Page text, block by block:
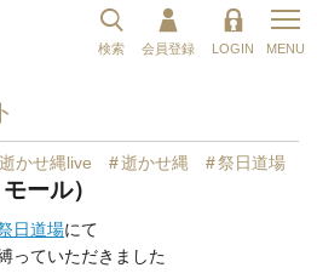
検索 会員登録 LOGIN MENU
逝かせ縄live #逝かせ縄 #祭日道場
ール）
日道場にて
っていただきました